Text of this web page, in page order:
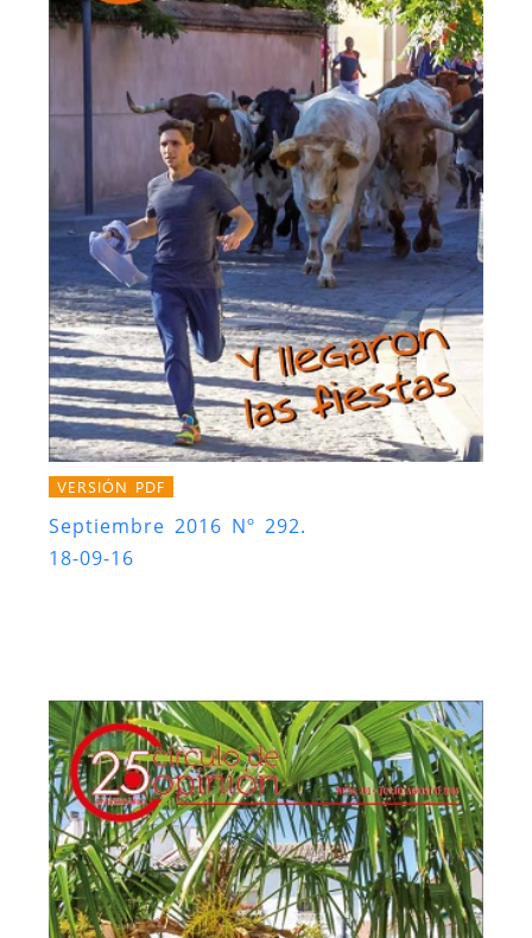
VERSIÓN PDF
Septiembre 2016 Nº 292.
18-09-16